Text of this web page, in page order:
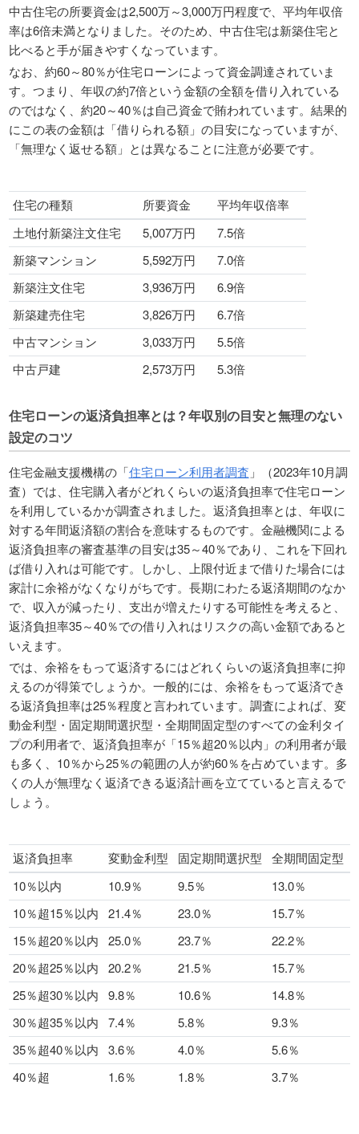
中古住宅の所要資金は2,500万～3,000万円程度で、平均年収倍
率は6倍未満となりました。そのため、中古住宅は新築住宅と
比べると手が届きやすくなっています。
なお、約60～80％が住宅ローンによって資金調達されていま
す。つまり、年収の約7倍という金額の全額を借り入れている
のではなく、約20～40％は自己資金で賄われています。結果的
にこの表の金額は「借りられる額」の目安になっていますが、
「無理なく返せる額」とは異なることに注意が必要です。
住宅の種類 所要資金
平均年収倍率
土地付新築注文住宅
5,007万円
7.5倍
新築マンション
5,592万円
7.0倍
新築注文住宅
3,936万円
6.9倍
新築建売住宅
3,826万円
6.7倍
中古マンション
3,033万円
5.5倍
中古戸建
2,573万円 5.3倍
住宅ローンの返済負担率とは？年収別の目安と無理のない
設定のコツ
住宅金融支援機構の「住宅ローン利用者調査 」（2023年10月調
査）では、住宅購入者がどれくらいの返済負担率で住宅ローン
を利用しているかが調査されました。返済負担率とは、年収に
対する年間返済額の割合を意味するものです。金融機関による
返済負担率の審査基準の目安は35～40％であり、これを下回れ
ば借り入れは可能です。しかし、上限付近まで借りた場合には
家計に余裕がなくなりがちです。長期にわたる返済期間のなか
で、収入が減ったり、支出が増えたりする可能性を考えると、
返済負担率35～40％での借り入れはリスクの高い金額であると
いえます。
では、余裕をもって返済するにはどれくらいの返済負担率に抑
えるのが得策でしょうか。一般的には、余裕をもって返済でき
る返済負担率は25％程度と言われています。調査によれば、変
動金利型・固定期間選択型・全期間固定型のすべての金利タイ
プの利用者で、返済負担率が「15％超20％以内」の利用者が最
も多く、10％から25％の範囲の人が約60％を占めています。多
くの人が無理なく返済できる返済計画を立てていると言えるで
しょう。
返済負担率 変動金利型 固定期間選択型
全期間固定型
10％以内
10.9％ 9.5％
13.0％
10％超15％以内
21.4％ 23.0％
15.7％
15％超20％以内
25.0％ 23.7％
22.2％
20％超25％以内
20.2％ 21.5％
15.7％
25％超30％以内
9.8％ 10.6％
14.8％
30％超35％以内
7.4％ 5.8％
9.3％
35％超40％以内
3.6％ 4.0％
5.6％
40％超
1.6％ 1.8％ 3.7％